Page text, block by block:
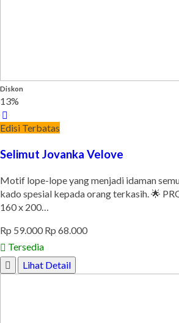
Diskon
13%
Edisi Terbatas
Selimut Jovanka Velove
Motif lope-lope yang menjadi idaman
kado spesial kepada orang terkasih. 🌟
160 x 200…
Rp 59.000 Rp 68.000
Tersedia
Lihat Detail